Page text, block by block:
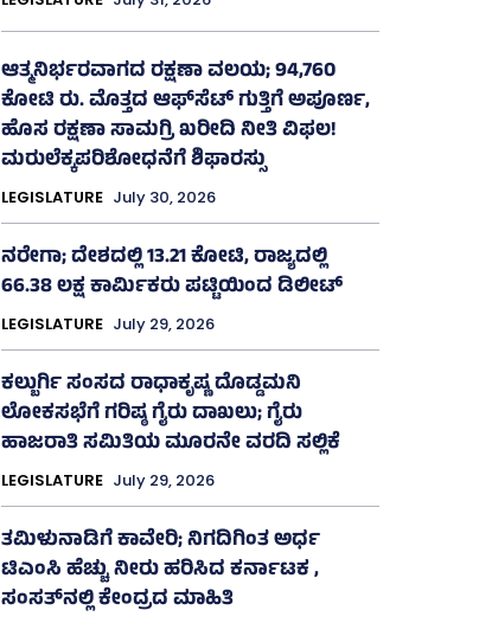
ಆತ್ಮನಿರ್ಭರವಾಗದ ರಕ್ಷಣಾ ವಲಯ; 94,760
ಕೋಟಿ ರು. ಮೊತ್ತದ ಆಫ್‌ಸೆಟ್ ಗುತ್ತಿಗೆ ಅಪೂರ್ಣ,
ಹೊಸ ರಕ್ಷಣಾ ಸಾಮಗ್ರಿ ಖರೀದಿ ನೀತಿ ವಿಫಲ!
ಮರುಲೆಕ್ಕಪರಿಶೋಧನೆಗೆ ಶಿಫಾರಸ್ಸು
LEGISLATURE July 30, 2026
ನರೇಗಾ; ದೇಶದಲ್ಲಿ 13.21 ಕೋಟಿ, ರಾಜ್ಯದಲ್ಲಿ
66.38 ಲಕ್ಷ ಕಾರ್ಮಿಕರು ಪಟ್ಟಿಯಿಂದ ಡಿಲೀಟ್
LEGISLATURE July 29, 2026
ಕಲ್ಬುರ್ಗಿ ಸಂಸದ ರಾಧಾಕೃಷ್ಣ ದೊಡ್ಡಮನಿ
ಲೋಕಸಭೆಗೆ ಗರಿಷ್ಠ ಗೈರು ದಾಖಲು; ಗೈರು
ಹಾಜರಾತಿ ಸಮಿತಿಯ ಮೂರನೇ ವರದಿ ಸಲ್ಲಿಕೆ
LEGISLATURE July 29, 2026
ತಮಿಳುನಾಡಿಗೆ ಕಾವೇರಿ; ನಿಗದಿಗಿಂತ ಅರ್ಧ
ಟಿಎಂಸಿ ಹೆಚ್ಚು ನೀರು ಹರಿಸಿದ ಕರ್ನಾಟಕ ,
ಸಂಸತ್‌ನಲ್ಲಿ ಕೇಂದ್ರದ ಮಾಹಿತಿ